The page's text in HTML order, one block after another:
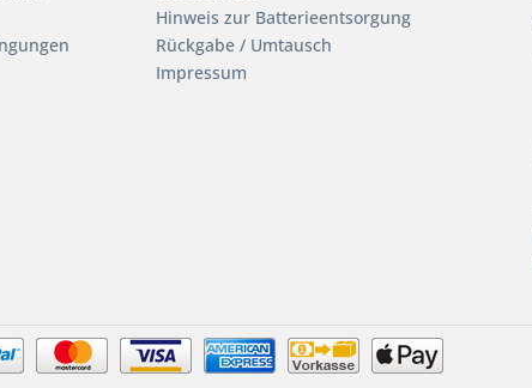
Hinweis zur Batterieentsorgung
Rückgabe / Umtausch
Impressum